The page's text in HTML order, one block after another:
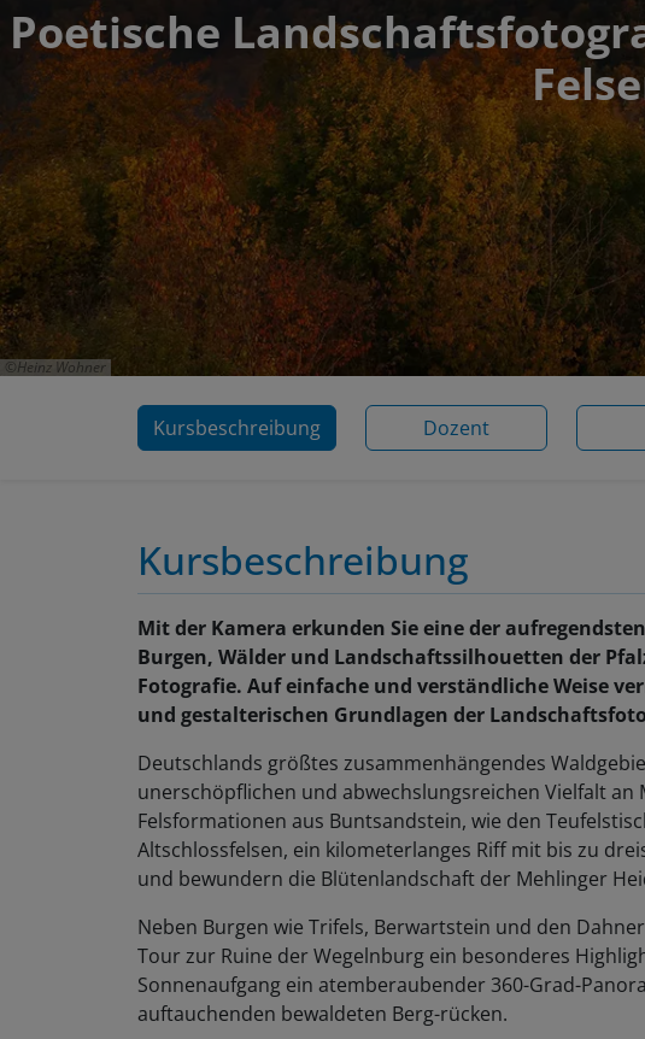
Heinz Wohner
Poetische
Kursbeschreibung Dozent
Kursbeschreibung
Mit der Kamera erkunden Sie eine der
Burgen, Wälder und Landschaftssilhouetten der
Fotografie. Auf einfache und verständliche Weise
und gestalterischen Grundlagen der
Deutschlands größtes zusammenhängendes
unerschöpflichen und abwechslungsreichen Vielfalt an
Felsformationen aus Buntsandstein, wie den
Altschlossfelsen, ein kilometerlanges Riff mit bis zu
und bewundern die Blütenlandschaft der Mehlinger
Neben Burgen wie Trifels, Berwartstein und den
Tour zur Ruine der Wegelnburg ein besonderes
Sonnenaufgang ein atemberaubender 360-Grad-
auftauchenden bewaldeten Berg-rücken.